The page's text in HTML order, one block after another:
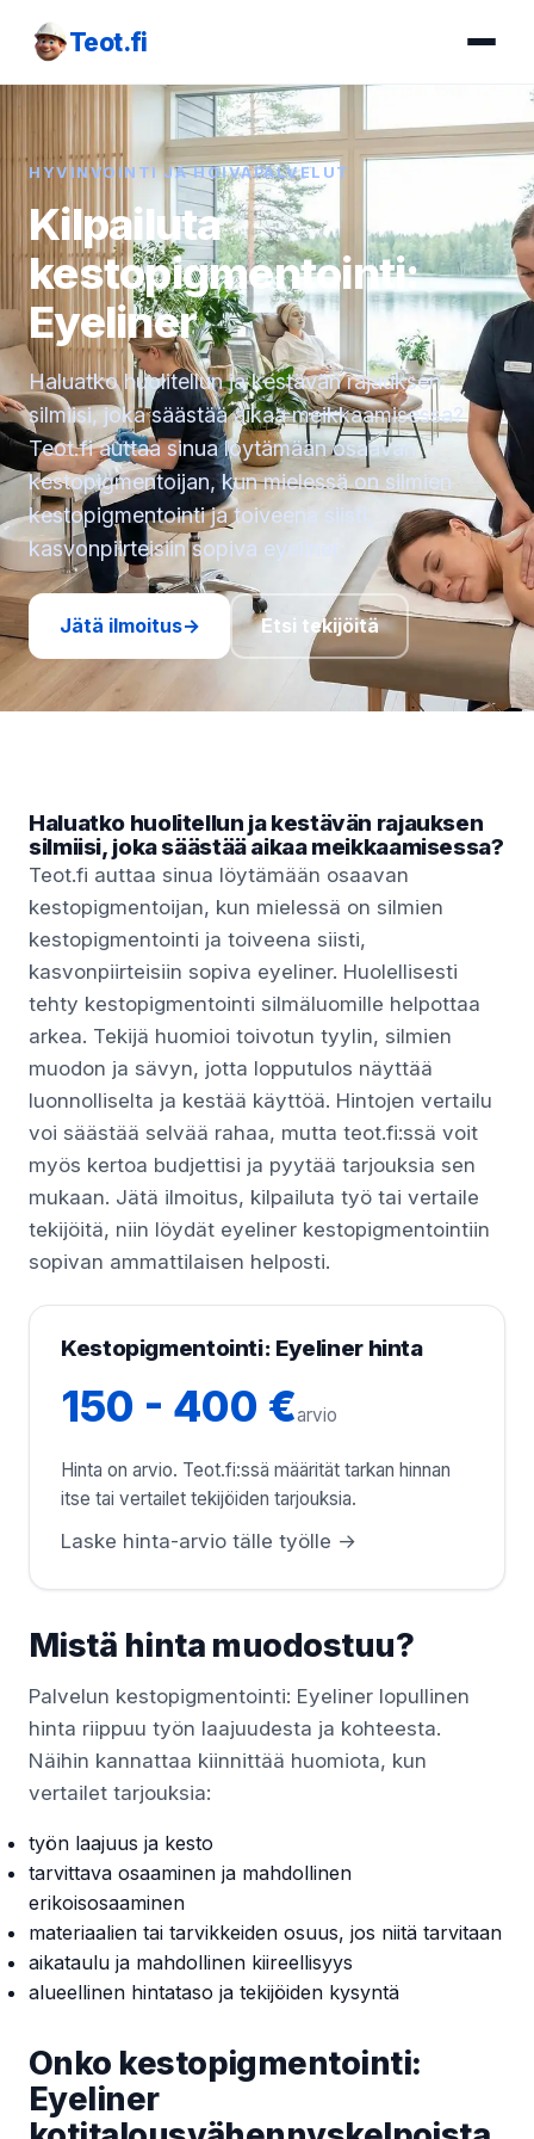
Teot.fi
HYVINVOINTI JA HOIVAPALVELUT
Kilpailuta
kestopigmentointi:
Eyeliner
Haluatko huolitellun ja kestävän rajauksen
silmiisi, joka säästää aikaa meikkaamisessa?
Teot.fi auttaa sinua löytämään osaavan
kestopigmentoijan, kun mielessä on silmien
kestopigmentointi ja toiveena siisti,
kasvonpiirteisiin sopiva eyeliner.
Jätä ilmoitus→ Etsi tekijöitä
Haluatko huolitellun ja kestävän rajauksen
silmiisi, joka säästää aikaa meikkaamisessa?
Teot.fi auttaa sinua löytämään osaavan
kestopigmentoijan, kun mielessä on silmien
kestopigmentointi ja toiveena siisti,
kasvonpiirteisiin sopiva eyeliner. Huolellisesti
tehty kestopigmentointi silmäluomille helpottaa
arkea. Tekijä huomioi toivotun tyylin, silmien
muodon ja sävyn, jotta lopputulos näyttää
luonnolliselta ja kestää käyttöä. Hintojen vertailu
voi säästää selvää rahaa, mutta teot.fi:ssä voit
myös kertoa budjettisi ja pyytää tarjouksia sen
mukaan. Jätä ilmoitus, kilpailuta työ tai vertaile
tekijöitä, niin löydät eyeliner kestopigmentointiin
sopivan ammattilaisen helposti.
Kestopigmentointi: Eyeliner hinta
150 - 400 €arvio
Hinta on arvio. Teot.fi:ssä määrität tarkan hinnan
itse tai vertailet tekijöiden tarjouksia.
Laske hinta-arvio tälle työlle →
Mistä hinta muodostuu?
Palvelun kestopigmentointi: Eyeliner lopullinen
hinta riippuu työn laajuudesta ja kohteesta.
Näihin kannattaa kiinnittää huomiota, kun
vertailet tarjouksia:
työn laajuus ja kesto
tarvittava osaaminen ja mahdollinen
erikoisosaaminen
materiaalien tai tarvikkeiden osuus, jos niitä tarvitaan
aikataulu ja mahdollinen kiireellisyys
alueellinen hintataso ja tekijöiden kysyntä
Onko kestopigmentointi:
Eyeliner